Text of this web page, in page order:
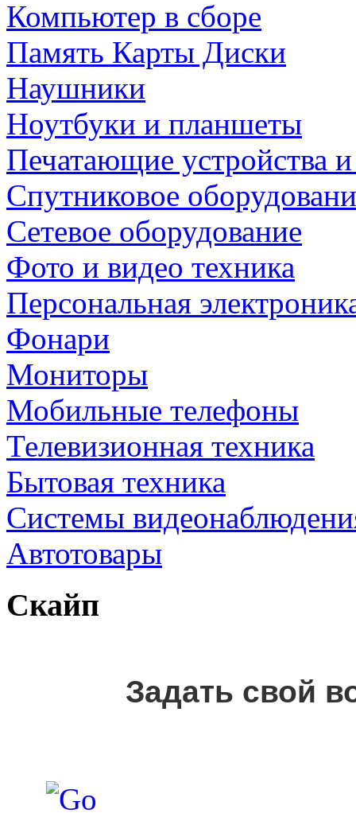
Компьютер в сборе
Память Карты Диски
Наушники
Ноутбуки и планшеты
Печатающие устройства
Спутниковое
Сетевое оборудование
Фото и видео техника
Персональная
Фонари
Мониторы
Мобильные телефоны
Телевизионная техника
Бытовая техника
Cистемы
Автотовары
Скайп
Задать свой